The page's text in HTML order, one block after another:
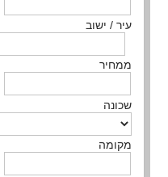
עיר / ישוב
ממחיר
שכונה
מקומה